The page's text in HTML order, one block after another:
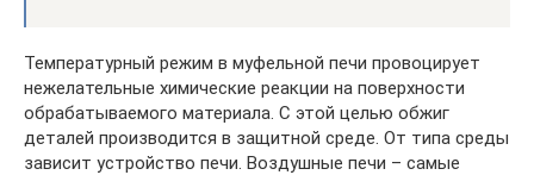
Температурный режим в муфельной печи провоцирует
нежелательные химические реакции на поверхности
обрабатываемого материала. С этой целью обжиг
деталей производится в защитной среде. От типа среды
зависит устройство печи. Воздушные печи – самые